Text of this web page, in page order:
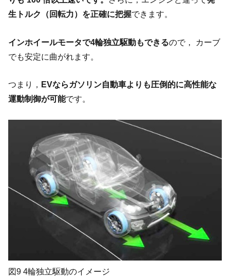
生トルク（回転力）を正確に把握できます。
インホイールモータで4輪独立駆動もできるので， カーブ
でも安定に曲がれます。
つまり， EVならガソリン自動車よりも圧倒的に高性能な
運動制御が可能です。
図9 4輪独立駆動のイメージ